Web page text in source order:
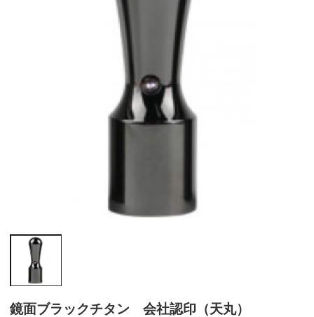
鏡面ブラックチタン 会社認印（天丸）